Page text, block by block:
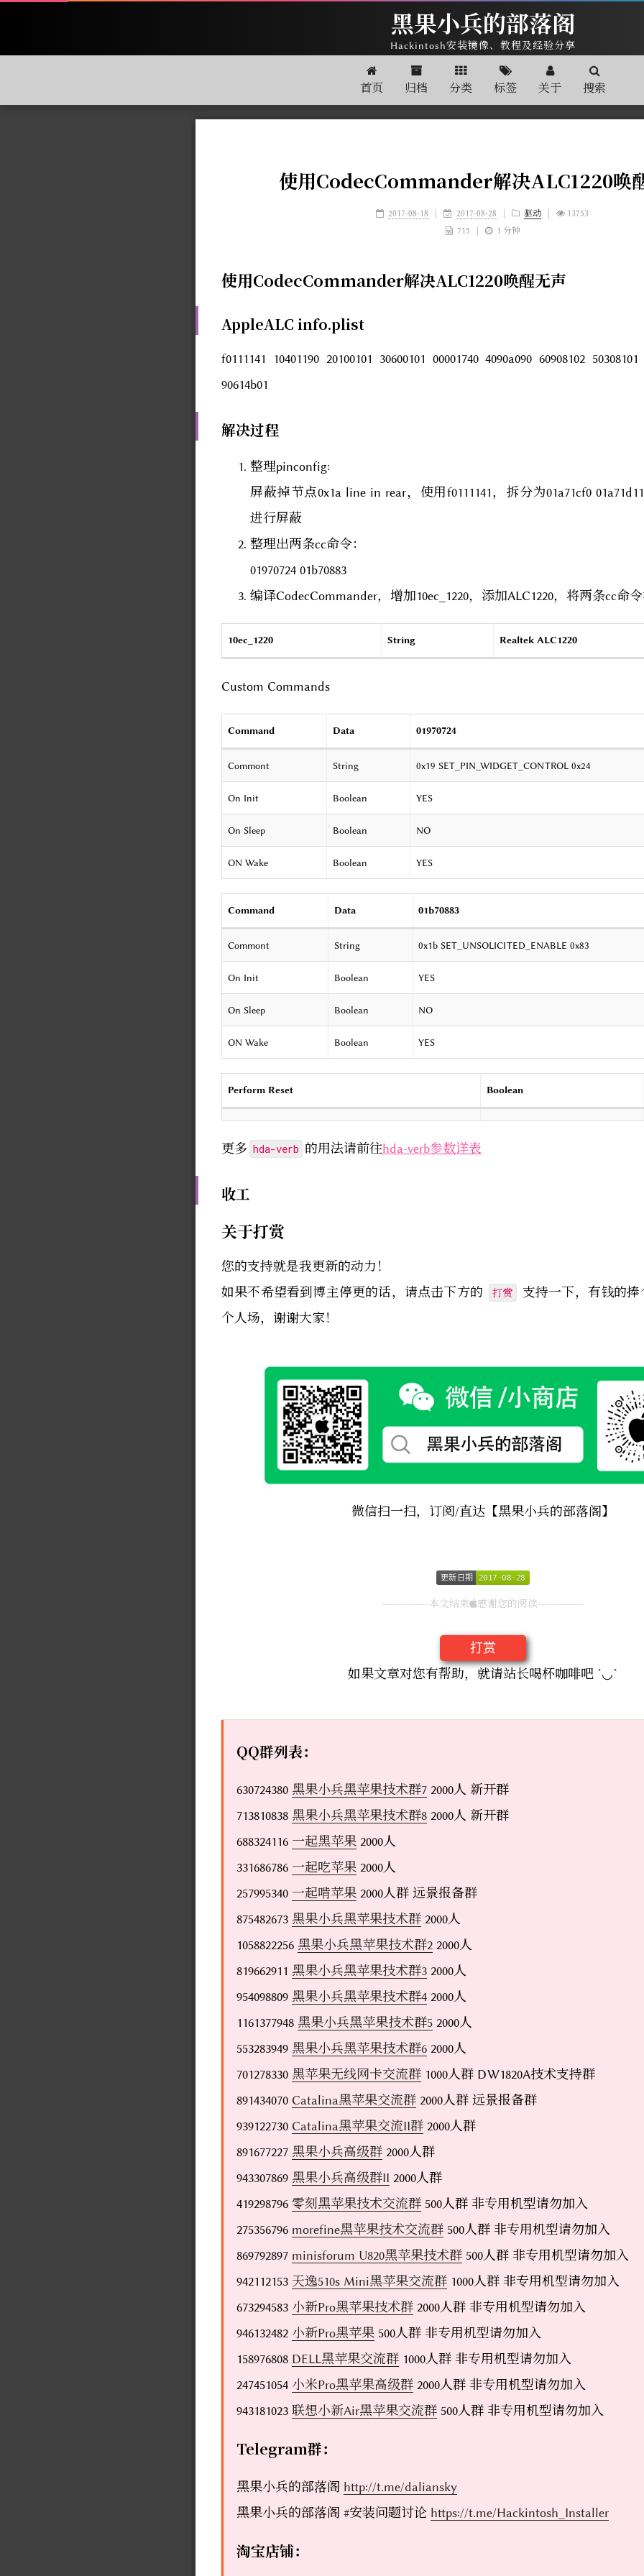
黑果小兵的部落阁
Hackintosh安装镜像、教程及经验分享
首页 归档 分类 标签 关于 搜索
使用CodecCommander解决ALC1220唤
2017-08-18 2017-08-28 驱动
13753
715
1 分钟
使用CodecCommander解决ALC1220唤醒无声
AppleALC info.plist
f0111141 10401190 20100101 30600101 00001740 4090a090 60908102 50308101
90614b01
解决过程
整理pinconfig:
屏蔽掉节点0x1a line in rear，使用f0111141，拆分为01a71cf0 01a71d11
进行屏蔽
整理出两条cc命令：
01970724 01b70883
编译CodecCommander，增加10ec_1220，添加ALC1220，将两条cc命
10ec_1220 String Realtek ALC1220
Custom Commands
Command Data 01970724
Commont String 0x19 SET_PIN_WIDGET_CONTROL 0x24
On Init Boolean YES
On Sleep Boolean NO
ON Wake Boolean YES
Command Data 01b70883
Commont String 0x1b SET_UNSOLICITED_ENABLE 0x83
On Init Boolean YES
On Sleep Boolean NO
ON Wake Boolean YES
Perform Reset Boolean
更多 hda-verb 的用法请前往hda-verb参数详表
收工
关于打赏
您的支持就是我更新的动力！
如果不希望看到博主停更的话，请点击下方的
打赏
支持一下，有钱的
个人场，谢谢大家！
微信扫一扫，订阅/直达【黑果小兵的部落阁】
更新日期
更新日期 2017-08-28
2017-08-28
-------------本文结束 感谢您的阅读-------------
打赏
如果文章对您有帮助，就请站长喝杯咖啡吧 ´◡`
QQ群列表：
630724380 黑果小兵黑苹果技术群7 2000人 新开群
713810838 黑果小兵黑苹果技术群8 2000人 新开群
688324116 一起黑苹果 2000人
331686786 一起吃苹果 2000人
257995340 一起啃苹果 2000人群 远景报备群
875482673 黑果小兵黑苹果技术群 2000人
1058822256 黑果小兵黑苹果技术群2 2000人
819662911 黑果小兵黑苹果技术群3 2000人
954098809 黑果小兵黑苹果技术群4 2000人
1161377948 黑果小兵黑苹果技术群5 2000人
553283949 黑果小兵黑苹果技术群6 2000人
701278330 黑苹果无线网卡交流群 1000人群 DW1820A技术支持群
891434070 Catalina黑苹果交流群 2000人群 远景报备群
939122730 Catalina黑苹果交流II群 2000人群
891677227 黑果小兵高级群 2000人群
943307869 黑果小兵高级群II 2000人群
419298796 零刻黑苹果技术交流群 500人群 非专用机型请勿加入
275356796 morefine黑苹果技术交流群 500人群 非专用机型请勿加入
869792897 minisforum U820黑苹果技术群 500人群 非专用机型请勿加入
942112153 天逸510s Mini黑苹果交流群 1000人群 非专用机型请勿加入
673294583 小新Pro黑苹果技术群 2000人群 非专用机型请勿加入
946132482 小新Pro黑苹果 500人群 非专用机型请勿加入
158976808 DELL黑苹果交流群 1000人群 非专用机型请勿加入
247451054 小米Pro黑苹果高级群 2000人群 非专用机型请勿加入
943181023 联想小新Air黑苹果交流群 500人群 非专用机型请勿加入
Telegram群：
黑果小兵的部落阁 http://t.me/daliansky
黑果小兵的部落阁 #安装问题讨论 https://t.me/Hackintosh_Installer
淘宝店铺：